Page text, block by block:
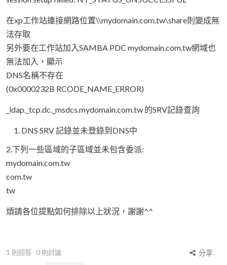
在xp工作站連接網路位置\\mydomain.com.tw\share則變成無
法存取
另外要在工作站加入SAMBA PDC mydomain.com.tw網域也
無法加入，顯示
DNS名稱不存在
(0x0000232B RCODE_NAME_ERROR)
_ldap._tcp.dc._msdcs.mydomain.com.tw 的SRV記錄查詢
DNS SRV 記錄並未登錄到DNS中
2.下列一些區域的子區域並未包含委派:
mydomain.com.tw
com.tw
tw
煩請各位提點如何排除以上狀況，謝謝^^
1 則回答 0 則討論
分享